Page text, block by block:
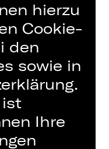
hierzu
Cookie-
den
sowie in
ist
Ihre